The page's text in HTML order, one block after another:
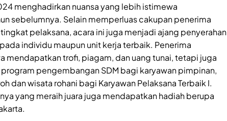
menghadirkan nuansa yang lebih istimewa
sebelumnya. Selain memperluas cakupan penerima
pelaksana, acara ini juga menjadi ajang penyerahan
individu maupun unit kerja terbaik. Penerima
mendapatkan trofi, piagam, dan uang tunai, tetapi juga
pengembangan SDM bagi karyawan pimpinan,
dan wisata rohani bagi Karyawan Pelaksana Terbaik I.
yang meraih juara juga mendapatkan hadiah berupa